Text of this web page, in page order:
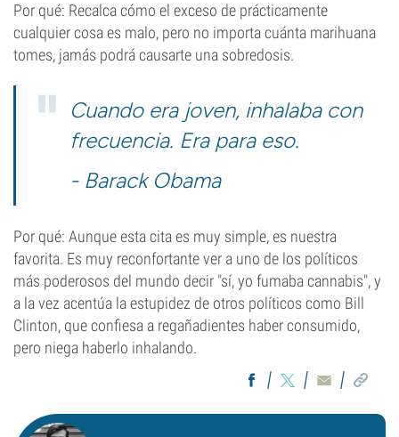
Por qué: Recalca cómo el exceso de prácticamente
cualquier cosa es malo, pero no importa cuánta marihuana
tomes, jamás podrá causarte una sobredosis.
Cuando era joven, inhalaba con
frecuencia. Era para eso.
- Barack Obama
Por qué: Aunque esta cita es muy simple, es nuestra
favorita. Es muy reconfortante ver a uno de los políticos
más poderosos del mundo decir "sí, yo fumaba cannabis", y
a la vez acentúa la estupidez de otros políticos como Bill
Clinton, que confiesa a regañadientes haber consumido,
pero niega haberlo inhalando.